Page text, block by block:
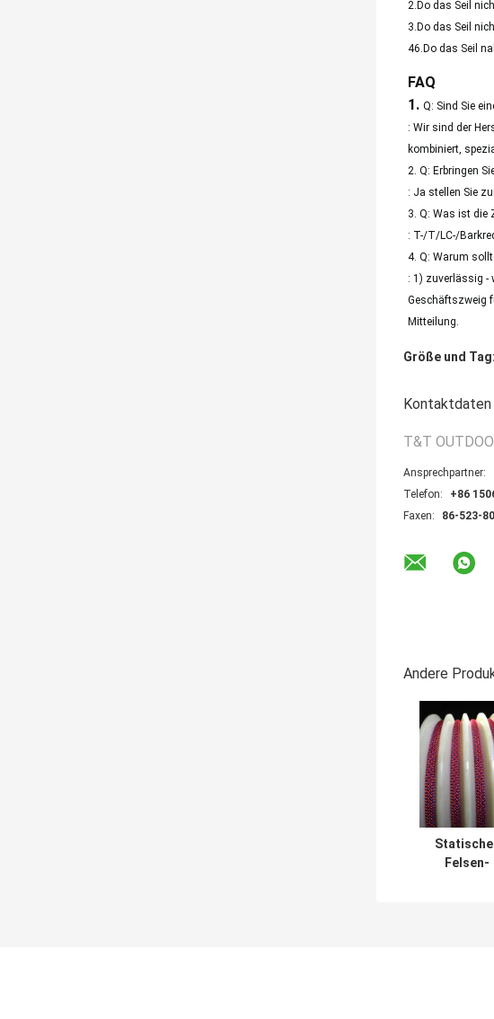
2.Do das Seil
3.Do das Seil
46.Do das Seil
FAQ
1. Q: Sind Sie
: Wir sind der
kombiniert,
2. Q: Erbringen
: Ja stellen Sie
3. Q: Was ist die
: T-/T/LC-/
4. Q: Warum
: 1) zuverlässig -
Geschäftszweig
Mitteilung.
Größe und Tag:
Kontaktdaten
T&T
Ansprechpartner:
Telefon:
+86
Faxen:
86-523-
Andere
Felsen-